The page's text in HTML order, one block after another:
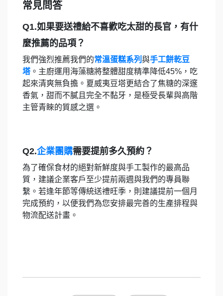
常見問答
Q1.如果要送禮給不喜歡吃太甜的長官，有什
麼推薦的品項？
我們強烈推薦我們的常溫蛋糕系列 與手工餅乾豆
塔 。主廚運用海藻糖將整體甜度精準降低45%，吃
起來清爽無負擔。夏威夷豆塔更結合了焦糖的深邃
香氣，甜而不膩且完全不黏牙，是極受長輩與高階
主管青睞的質感之選。
Q2.企業團購需要提前多久預約？
為了確保食材的絕對新鮮度與手工製作的最高品
質，建議企業客戶至少提前兩週與我們的專員聯
繫。若逢年節等傳統送禮旺季，則建議提前一個月
完成預約，以便我們為您安排最完善的生產排程與
物流配送計畫。